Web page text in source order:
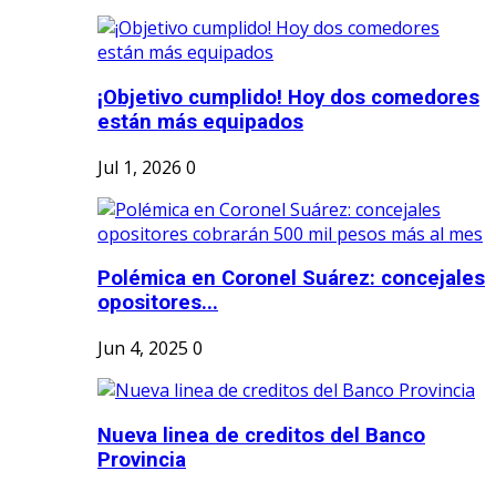
¡Objetivo cumplido! Hoy dos comedores
están más equipados
Jul 1, 2026 0
Polémica en Coronel Suárez: concejales
opositores...
Jun 4, 2025 0
Nueva linea de creditos del Banco
Provincia